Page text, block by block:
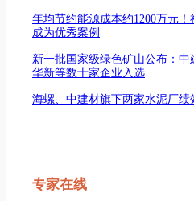
年均节约能源成本约1200万元
成为优秀案例
新一批国家级绿色矿山公布：中
华新等数十家企业入选
海螺、中建材旗下两家水泥厂绩
专家在线